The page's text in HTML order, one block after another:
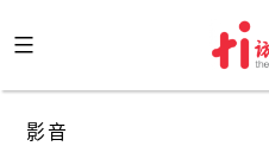
to
content
影音